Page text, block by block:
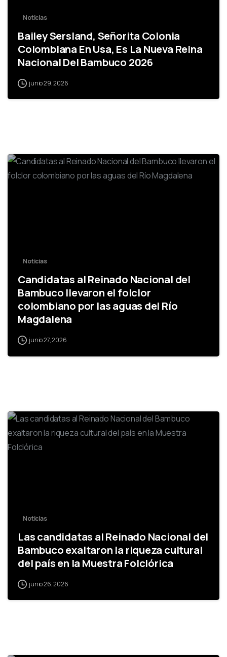
Noticias
Bailey Sersland, Señorita Colonia
Colombiana En Usa, Es La Nueva Reina
Nacional Del Bambuco 2026
junio 29, 2026
Noticias
Candidatas al Reinado Nacional del
Bambuco llevaron el folclor
colombiano por las aguas del Río
Magdalena
junio 27, 2026
Noticias
Las candidatas al Reinado Nacional del
Bambuco exaltaron la riqueza cultural
del país en la Muestra Folclórica
junio 26, 2026